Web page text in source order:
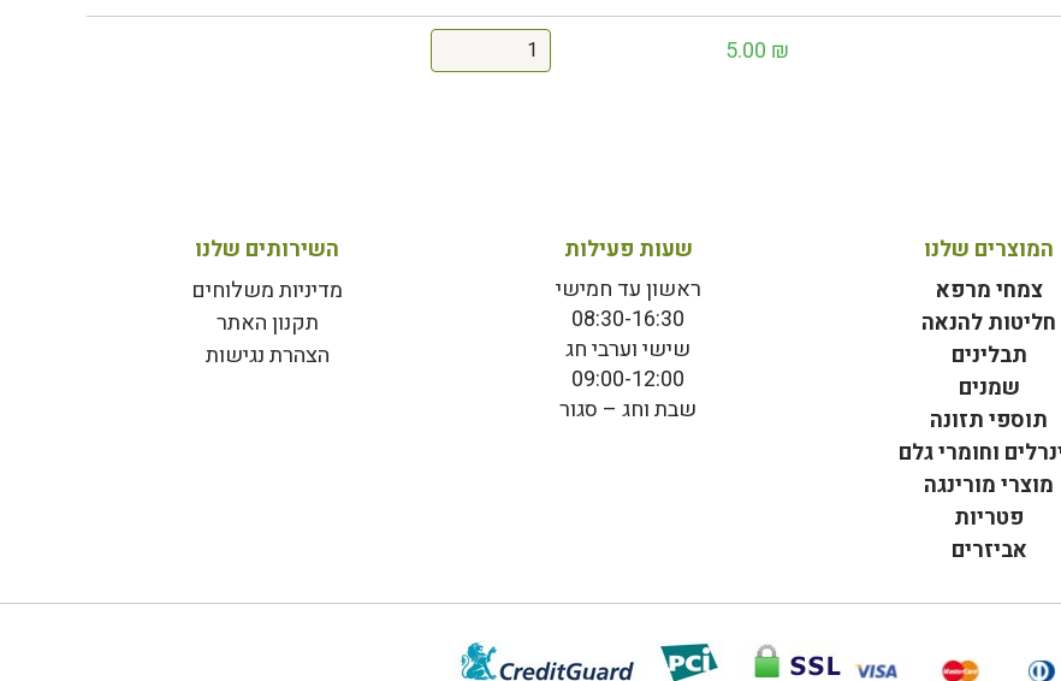
5.00 ₪
המוצרים שלנו
צמחי מרפא
חליטות להנאה
תבלינים
שמנים
תוספי תזונה
וחומרי גלם
מוצרי מורינגה
פטריות
אביזרים
שעות פעילות
ראשון עד חמישי
08:30-16:30
שישי וערבי חג
09:00-12:00
שבת וחג – סגור
השירותים שלנו
מדיניות משלוחים
תקנון האתר
הצהרת נגישות